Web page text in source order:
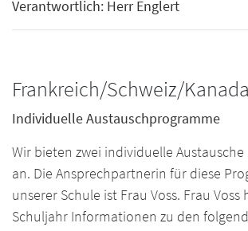
Verantwortlich: Herr Englert
Frankreich/Schweiz/Kanada
Individuelle Austauschprogramme
Wir bieten zwei individuelle
an. Die Ansprechpartnerin für diese
unserer Schule ist Frau Voss. Frau
Schuljahr Informationen zu den